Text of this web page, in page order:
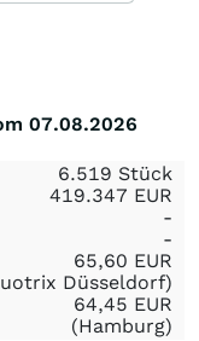
07.08.2026
6.519 Stück
419.347 EUR
-
-
65,60 EUR
Düsseldorf)
64,45 EUR
(Hamburg)